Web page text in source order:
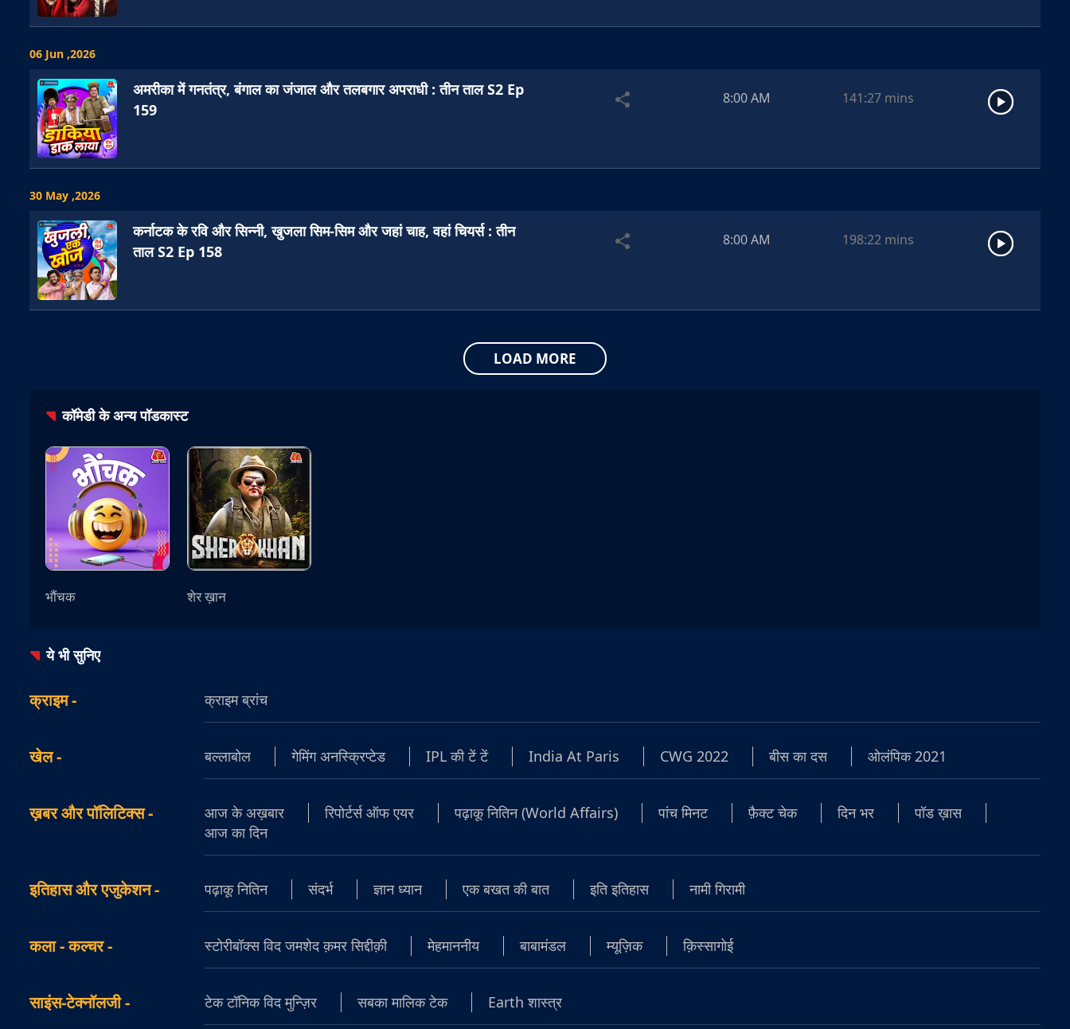
06 Jun ,2026
अमरीका में गनतंत्र, बंगाल का जंजाल और तलबगार अपराधी : तीन ताल S2 Ep
159
8:00 AM 141:27mins
30 May ,2026
कर्नाटक के रवि और सिन्नी, खुजला सिम-सिम और जहां चाह, वहां चियर्स : तीन
ताल S2 Ep 158
8:00 AM 198:22mins
LOAD MORE
कॉमेडीके अन्य पॉडकास्ट
भौंचक शेर ख़ान
ये भी सुनिए
क्राइम- क्राइम ब्रांच
खेल- बल्लाबोल गेमिंग अनस्क्रिप्टेड IPL की टें टें India At Paris CWG 2022 बीस का दस ओलंपिक 2021
ख़बर और पॉलिटिक्स- आज के अख़बार रिपोर्टर्स ऑफ एयर पढ़ाकू नितिन (World Affairs) पांच मिनट फ़ैक्ट चेक दिन भर
पॉड ख़ास
आज का दिन
इतिहास और एजुकेशन- पढ़ाकू नितिन संदर्भ ज्ञान ध्यान एक बखत की बात इति इतिहास नामी गिरामी
कला - कल्चर- स्टोरीबॉक्स विद जमशेद क़मर सिद्दीक़ी मेहमाननीय बाबामंडल म्यूज़िक क़िस्सागोई
साइंस-टेक्नॉलजी- टेक टॉनिक विद मुन्ज़िर सबका मालिक टेक Earth शास्त्र